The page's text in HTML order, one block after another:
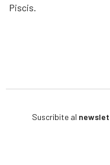
Piscis.
Suscribite al